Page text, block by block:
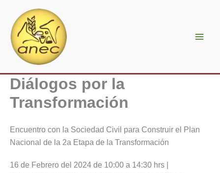
contenido
Diálogos por la
Transformación
Encuentro con la Sociedad Civil para Construir el Plan
Nacional de la 2a Etapa de la Transformación
16 de Febrero del 2024 de 10:00 a 14:30 hrs |